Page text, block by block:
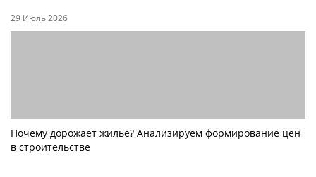
29 Июль 2026
Почему дорожает жильё? Анализируем формирование цен
в строительстве